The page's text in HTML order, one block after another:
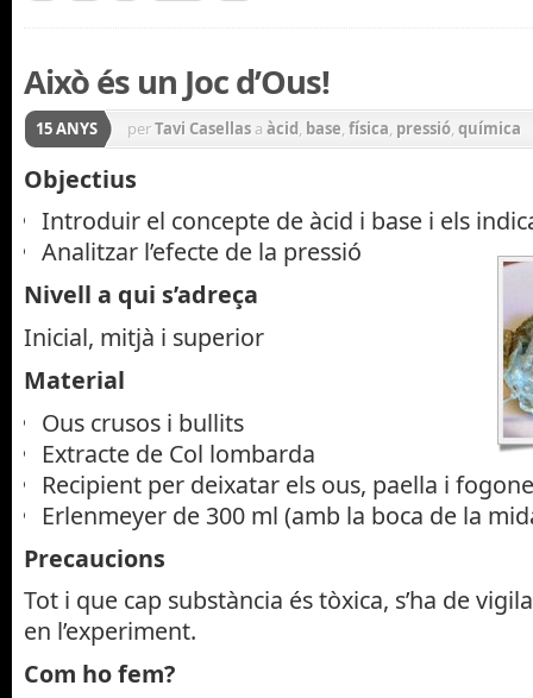
Això és un Joc d’Ous!
15 ANYS perTavi Casellas a àcid, base, física, pressió, química
Objectius
Introduir el concepte de àcid i base i els
Analitzar l’efecte de la pressió
Nivell a qui s’adreça
Inicial, mitjà i superior
Material
Ous crusos i bullits
Extracte de Col lombarda
Recipient per deixatar els ous, paella i
Erlenmeyer de 300 ml (amb la boca de la
Precaucions
Tot i que cap substància és tòxica, s’ha de
en l’experiment.
Com ho fem?